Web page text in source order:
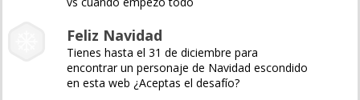
Feliz Navidad
Tienes hasta el 31 de diciembre para
encontrar un personaje de Navidad escondido
en esta web ¿Aceptas el desafío?